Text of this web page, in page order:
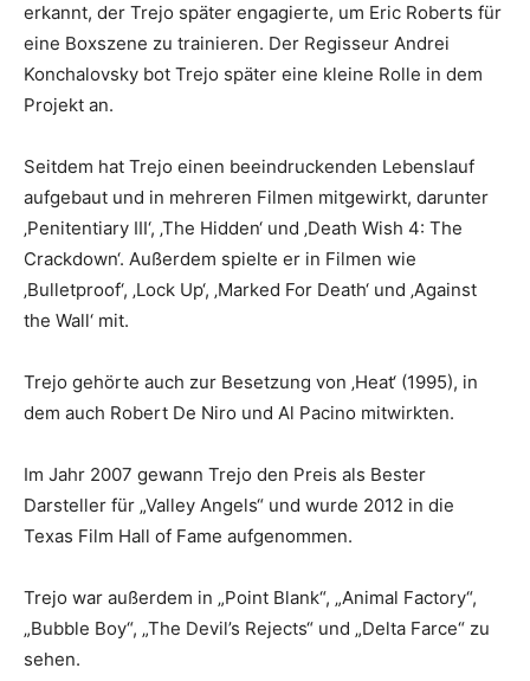
erkannt, der Trejo später engagierte, um Eric Roberts für
eine Boxszene zu trainieren. Der Regisseur Andrei
Konchalovsky bot Trejo später eine kleine Rolle in dem
Projekt an.
Seitdem hat Trejo einen beeindruckenden Lebenslauf
aufgebaut und in mehreren Filmen mitgewirkt, darunter
‚Penitentiary III‘, ‚The Hidden‘ und ‚Death Wish 4: The
Crackdown‘. Außerdem spielte er in Filmen wie
‚Bulletproof‘, ‚Lock Up‘, ‚Marked For Death‘ und ‚Against
the Wall‘ mit.
Trejo gehörte auch zur Besetzung von ‚Heat‘ (1995), in
dem auch Robert De Niro und Al Pacino mitwirkten.
Im Jahr 2007 gewann Trejo den Preis als Bester
Darsteller für „Valley Angels“ und wurde 2012 in die
Texas Film Hall of Fame aufgenommen.
Trejo war außerdem in „Point Blank“, „Animal Factory“,
„Bubble Boy“, „The Devil’s Rejects“ und „Delta Farce“ zu
sehen.